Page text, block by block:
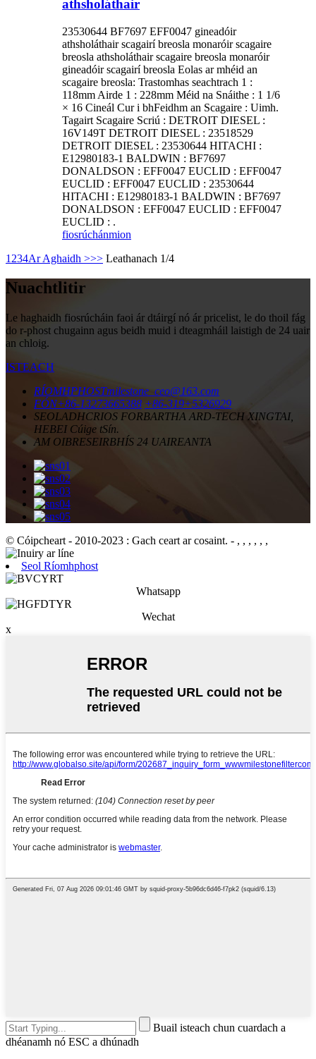
athsholáthair
23530644 BF7697 EFF0047 gineadóir
athsholáthair scagairí breosla monaróir scagaire
breosla athsholáthair scagaire breosla monaróir
gineadóir scagairí breosla Eolas ar mhéid an
scagaire breosla: Trastomhas seachtrach 1 :
118mm Airde 1 : 228mm Méid na Snáithe : 1 1/6
× 16 Cineál Cur i bhFeidhm an Scagaire : Uimh.
Tagairt Scagaire Scriú : DETROIT DIESEL :
16V149T DETROIT DIESEL : 23518529
DETROIT DIESEL : 23530644 HITACHI :
E12980183-1 BALDWIN : BF7697
DONALDSON : EFF0047 EUCLID : EFF0047
EUCLID : EFF0047 EUCLID : 23530644
HITACHI : E12980183-1 BALDWIN : BF7697
DONALDSON : EFF0047 EUCLID : EFF0047
EUCLID : .
fiosrúchánmion
1 234Ar Aghaidh >>> Leathanach 1/4
Nuachtlitir
Le haghaidh fiosrúcháin faoi ár dtáirgí nó ár pricelist, le do thoil fág
do r-phost chugainn agus beidh muid i dteagmháil laistigh de 24 uair
an chloig.
ISTEACH
RÍOMHPHOSTmilestone_ceo@163.com
FÓN+86-13273665388 +86-319+5326929
SEOLADHCRIOS FORBARTHA ARD-TECH XINGTAI,
HEBEI Cúige tSín.
AM OIBRESEIRBHÍS 24 UAIREANTA
© Cóipcheart - 2010-2023 : Gach ceart ar cosaint. - , , , , , ,
Seol Ríomhphost
Whatsapp
Wechat
x
Buail isteach chun cuardach a
dhéanamh nó ESC a dhúnadh